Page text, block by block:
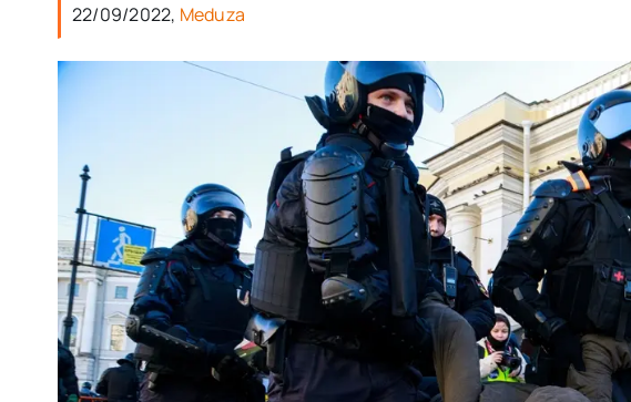
22/09/2022, Meduza